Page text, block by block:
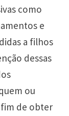
como
e
a filhos
dessas
ou
de obter